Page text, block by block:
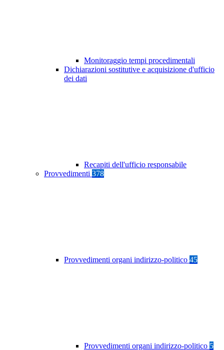
Monitoraggio tempi procedimentali
Dichiarazioni sostitutive e acquisizione d'ufficio
dei dati
Recapiti dell'ufficio responsabile
Provvedimenti 378
Provvedimenti organi indirizzo-politico 45
Provvedimenti organi indirizzo-politico 5